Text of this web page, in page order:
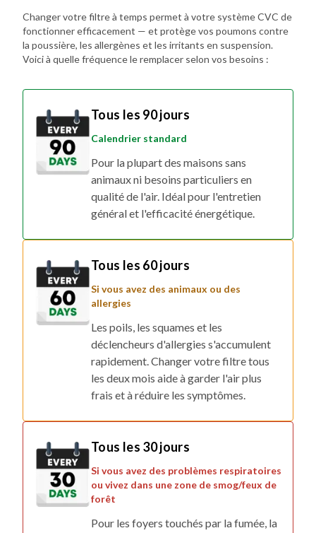
Changer votre filtre à temps permet à votre système CVC de
fonctionner efficacement — et protège vos poumons contre
la poussière, les allergènes et les irritants en suspension.
Voici à quelle fréquence le remplacer selon vos besoins :
Tous les 90 jours
Calendrier standard
Pour la plupart des maisons sans
animaux ni besoins particuliers en
qualité de l'air. Idéal pour l'entretien
général et l'efficacité énergétique.
Tous les 60 jours
Si vous avez des animaux ou des
allergies
Les poils, les squames et les
déclencheurs d'allergies s'accumulent
rapidement. Changer votre filtre tous
les deux mois aide à garder l'air plus
frais et à réduire les symptômes.
Tous les 30 jours
Si vous avez des problèmes respiratoires
ou vivez dans une zone de smog/feux de
forêt
Pour les foyers touchés par la fumée, la